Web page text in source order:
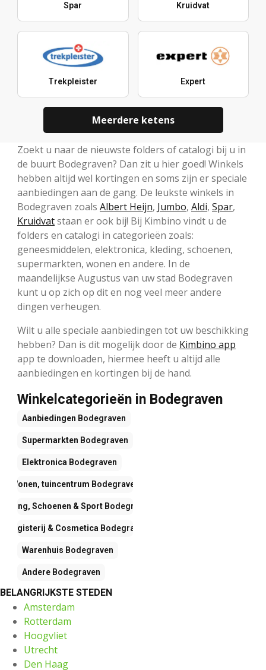
Spar Kruidvat
Trekpleister Expert
Meerdere ketens
Zoekt u naar de nieuwste folders of catalogi bij u in
de buurt Bodegraven? Dan zit u hier goed! Winkels
hebben altijd wel kortingen en soms zijn er speciale
aanbiedingen aan de gang. De leukste winkels in
Bodegraven zoals Albert Heijn, Jumbo, Aldi, Spar,
Kruidvatstaan er ook bij! Bij Kimbino vindt u de
folders en catalogi in categorieën zoals:
geneesmiddelen, elektronica, kleding, schoenen,
supermarkten, wonen en andere. In de
maandelijkse Augustus van uw stad Bodegraven
kunt u op zich op dit en nog veel meer andere
dingen verheugen.
Wilt u alle speciale aanbiedingen tot uw beschikking
hebben? Dan is dit mogelijk door de Kimbino app
app te downloaden, hiermee heeft u altijd alle
aanbiedingen en kortingen bij de hand.
Winkelcategorieën in Bodegraven
Aanbiedingen Bodegraven
Supermarkten Bodegraven
Elektronica Bodegraven
Wonen, tuincentrum Bodegraven
Schoenen & Sport Bodegraven
Drogisterij & CosmeticaBodegraven
Warenhuis Bodegraven
Andere Bodegraven
BELANGRIJKSTE STEDEN
Amsterdam
Rotterdam
Hoogvliet
Utrecht
Den Haag